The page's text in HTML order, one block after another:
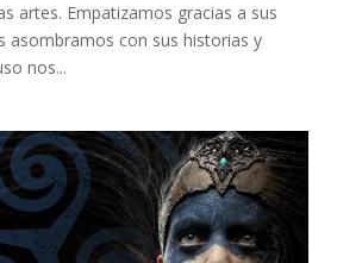
artes. Empatizamos gracias a sus
asombramos con sus historias y
nos...